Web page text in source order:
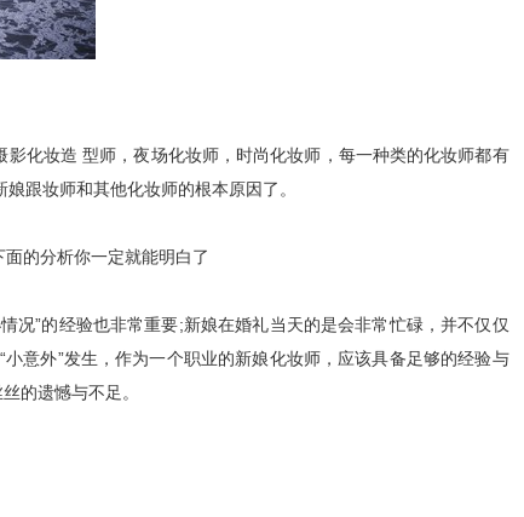
化妆造 型师，夜场化妆师，时尚化妆师，每一种类的化妆师都有
跟妆师和其他化妆师的根本原因了。
的分析你一定就能明白了
”的经验也非常重要;新娘在婚礼当天的是会非常忙碌，并不仅仅
意外”发生，作为一个职业的新娘化妆师，应该具备足够的经验与
的遗憾与不足。